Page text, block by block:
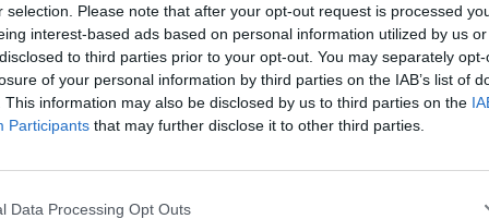
selection. Please note that after your opt-out request is processed
interest-based ads based on personal information utilized by us
to third parties prior to your opt-out. You may separately
of your personal information by third parties on the IAB’s list of
This information may also be disclosed by us to third parties on the
Participants that may further disclose it to other third parties.
Data Processing Opt Outs
Διαχείριση Συγκατάθεσης
την καλύτερη εμπειρία, χρησιμοποιούμε τεχνολογίες όπως cookies για
θα μας επιτρέψει να επεξεργαστούμε δεδομένα προσωπικού